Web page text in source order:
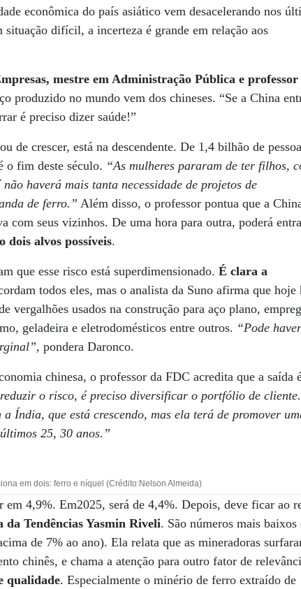
econômica do país asiático vem desacelerando nos
difícil, a incerteza é grande em relação aos
mestre em Administração Pública e professor
produzido no mundo vem dos chineses. “Se a China
é preciso dizer saúde!”
de crescer, está na descendente. De 1,4 bilhão de
o fim deste século. “As mulheres pararam de ter filhos,
haverá mais tanta necessidade de projetos de
de ferro.” Além disso, o professor pontua que a
com seus vizinhos. De uma hora para outra, poderá
dois alvos possíveis.
que esse risco está superdimensionado.É clara a
todos eles, mas o analista da Suno afirma que hoje
vergalhões usados na construção para aço plano,
geladeira e eletrodomésticos entre outros. “Pode
, pondera Daronco.
chinesa, o professor da FDC acredita que a saída
o risco, é preciso diversificar o portfólio de cliente.
Índia, que está crescendo, mas ela terá de promover
25, 30 anos.”
em dois: ferro e níquel (Crédito:Nelson Almeida)
4,9%. Em2025, será de 4,4%. Depois, deve ficar ao
da Tendências Yasmin Riveli. São números mais baixos
de 7% ao ano). Ela relata que as mineradoras
chinês, e chama a atenção para outro fator de
qualidade. Especialmente o minério de ferro extraído de